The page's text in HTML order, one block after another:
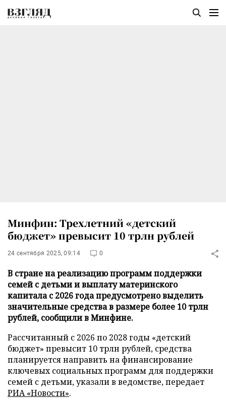
Минфин: Трехлетний «детский
бюджет» превысит 10 трлн рублей
24 сентября 2025, 09:14 0
В стране на реализацию программ поддержки
семей с детьми и выплату материнского
капитала с 2026 года предусмотрено выделить
значительные средства в размере более 10 трлн
рублей, сообщили в Минфине.
Рассчитанный с 2026 по 2028 годы «детский
бюджет» превысит 10 трлн рублей, средства
планируется направить на финансирование
ключевых социальных программ для поддержки
семей с детьми, указали в ведомстве, передает
РИА «Новости».